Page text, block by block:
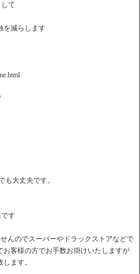
て
を減らします
も大丈夫です。
です
んのでスーパーやドラックストアなどで
客様の方でお手数お掛けいたしますが
ます。